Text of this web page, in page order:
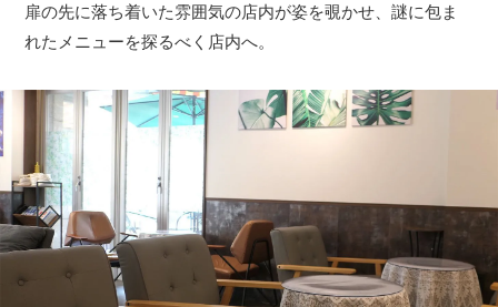
扉の先に落ち着いた雰囲気の店内が姿を覗かせ、謎に包ま
れたメニューを探るべく店内へ。